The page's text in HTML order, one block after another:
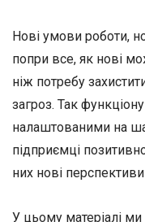
Нові умови роботи,
попри все, як нові
ніж потребу
загроз. Так
налаштованими на
підприємці
них нові
У цьому матеріалі